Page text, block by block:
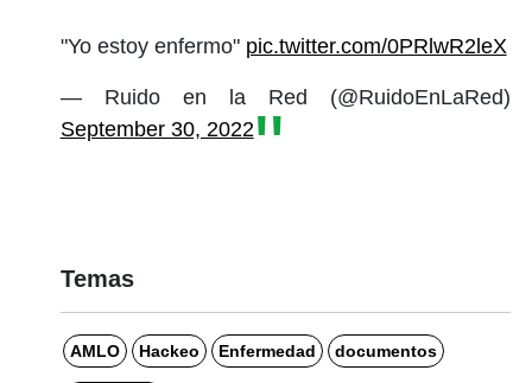
"Yo estoy enfermo" pic.twitter.com/0PRlwR2leX
— Ruido en la Red (@RuidoEnLaRed)
September 30, 2022
Temas
AMLO Hackeo Enfermedad documentos